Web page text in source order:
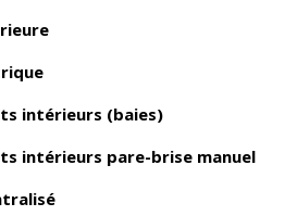
intérieurs (baies)
intérieurs pare-brise manuel